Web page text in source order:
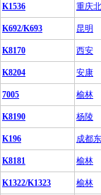
K1536 重庆北
K692/K693 昆明
K8170 西安
K8204 安康
7005 榆林
K8190 杨陵
K196 成都东
K8181 榆林
K1322/K1323 榆林